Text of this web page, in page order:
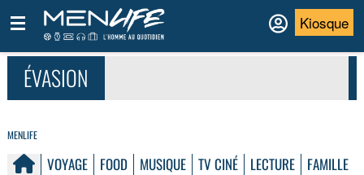
Kiosque
ÉVASION
MENLIFE
VOYAGE FOOD MUSIQUE TV CINÉ LECTURE FAMILLE